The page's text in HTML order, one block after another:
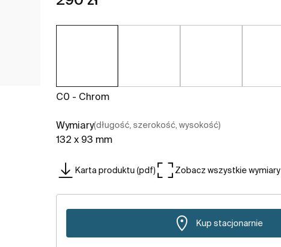
C0 - Chrom
Wymiary(długość, szerokość, wysokość)
132 x 93 mm
Karta produktu (pdf) Zobacz wszystkie wymiary
Kup stacjonarnie